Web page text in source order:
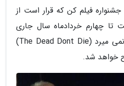
فیلم کن که قرار است از
تا چهارم خردادماه سال جاری
برگزار گردد با فیلم مرده نمی میرد (The Dead Dont Die)
خواهد شد.